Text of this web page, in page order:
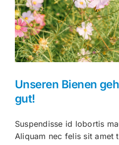
Unseren Bienen
gut!
Suspendisse id lobortis
Aliquam nec felis sit amet